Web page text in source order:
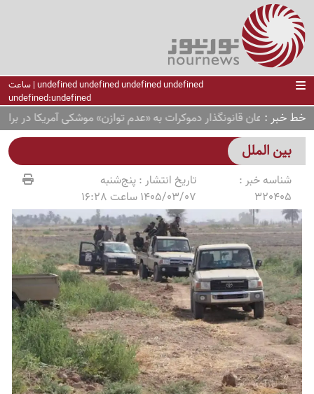
undefined undefined undefined undefined | ساعت
undefined:undefined
خط خبراذعان قانونگذار دموکرات به «عدم توازن» موشکی آمریکا در برابر
بین الملل
شناسه خبر :
320405
تاریخ انتشار :پنج‌شنبه
1405/03/07 ساعت 16:28